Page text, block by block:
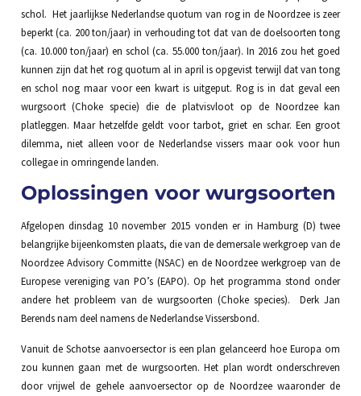
schol. Het jaarlijkse Nederlandse quotum van rog in de Noordzee is zeer
beperkt (ca. 200 ton/jaar) in verhouding tot dat van de doelsoorten tong
(ca. 10.000 ton/jaar) en schol (ca. 55.000 ton/jaar). In 2016 zou het goed
kunnen zijn dat het rog quotum al in april is opgevist terwijl dat van tong
en schol nog maar voor een kwart is uitgeput. Rog is in dat geval een
wurgsoort (Choke specie) die de platvisvloot op de Noordzee kan
platleggen. Maar hetzelfde geldt voor tarbot, griet en schar. Een groot
dilemma, niet alleen voor de Nederlandse vissers maar ook voor hun
collegae in omringende landen.
Oplossingen voor wurgsoorten
Afgelopen dinsdag 10 november 2015 vonden er in Hamburg (D) twee
belangrijke bijeenkomsten plaats, die van de demersale werkgroep van de
Noordzee Advisory Committe (NSAC) en de Noordzee werkgroep van de
Europese vereniging van PO’s (EAPO). Op het programma stond onder
andere het probleem van de wurgsoorten (Choke species). Derk Jan
Berends nam deel namens de Nederlandse Vissersbond.
Vanuit de Schotse aanvoersector is een plan gelanceerd hoe Europa om
zou kunnen gaan met de wurgsoorten. Het plan wordt onderschreven
door vrijwel de gehele aanvoersector op de Noordzee waaronder de